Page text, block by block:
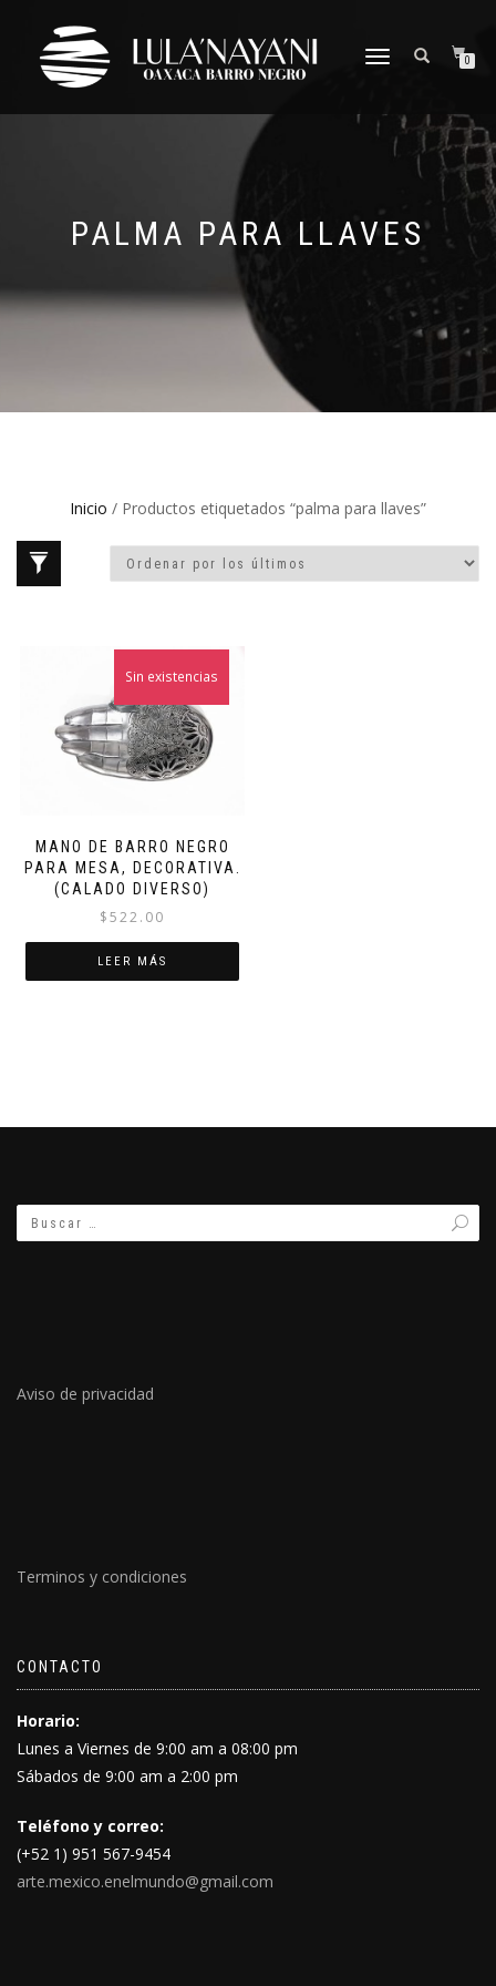
CAMBIAR
0
PALMA PARA LLAVES
Inicio / Productos etiquetados “palma para llaves”
MANO DE BARRO NEGRO
PARA MESA, DECORATIVA.
(CALADO DIVERSO)
$522.00
Sin existencias
LEER MÁS
Aviso de privacidad
Terminos y condiciones
CONTACTO
Horario:
Lunes a Viernes de 9:00 am a 08:00 pm
Sábados de 9:00 am a 2:00 pm
Teléfono y correo:
(+52 1) 951 567-9454
arte.mexico.enelmundo@gmail.com